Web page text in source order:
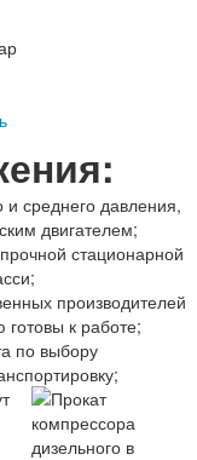
среднего давления,
двигателем;
стационарной
производителей
к работе;
по выбору